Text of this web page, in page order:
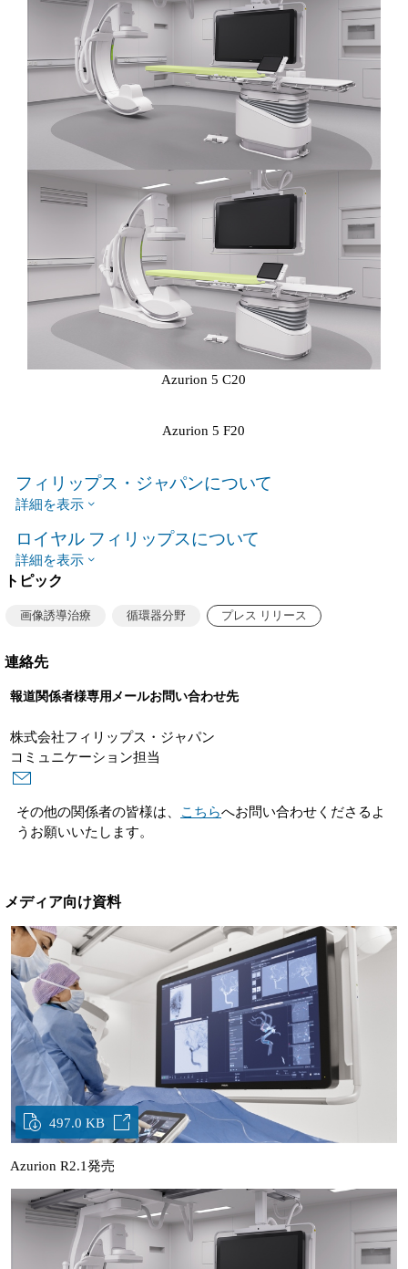
Azurion 5 C20
Azurion 5 F20
フィリップス・ジャパンについて
詳細を表示
ロイヤル フィリップスについて
詳細を表示
トピック
画像誘導治療 循環器分野 プレス リリース
連絡先
報道関係者様専用メールお問い合わせ先
株式会社フィリップス・ジャパン
コミュニケーション担当
その他の関係者の皆様は、 こちらへお問い合わせくださるよ
うお願いいたします。
メディア向け資料
497.0 KB
Azurion R2.1発売